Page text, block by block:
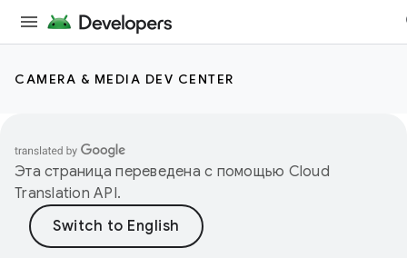
CAMERA & MEDIA DEV CENTER
Эта страница переведена с помощью Cloud
Translation API.